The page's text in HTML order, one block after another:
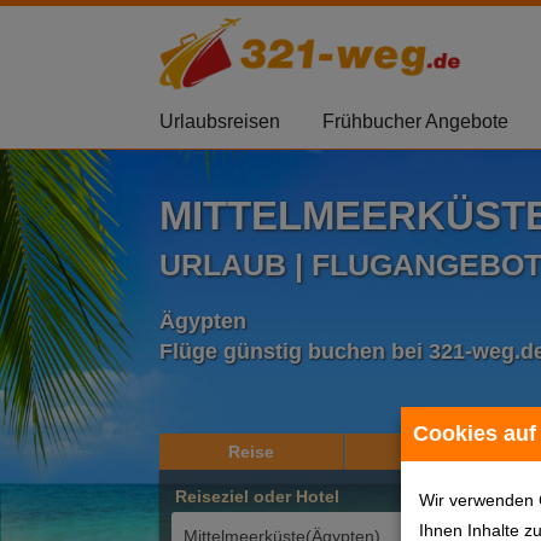
Cookies auf
Wir verwenden
Ihnen Inhalte
Urlaubsreisen Frühbucher Angebote
URLAUB |
Ägypten
Flüge günstig buchen bei 321-
Reise
Reiseziel oder Hotel
2